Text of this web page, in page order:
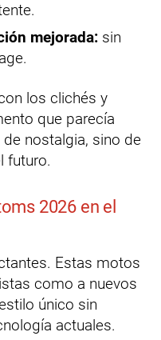
mejorada: sin
los clichés y
que parecía
nostalgia, sino de
futuro.
2026 en el
Estas motos
como a nuevos
único sin
actuales.